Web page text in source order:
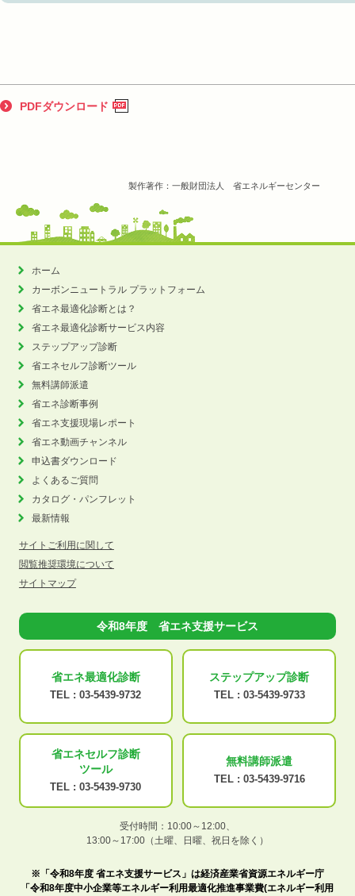
PDFダウンロード
製作著作：一般財団法人 省エネルギーセンター
ホーム
カーボンニュートラル プラットフォーム
省エネ最適化診断とは？
省エネ最適化診断サービス内容
ステップアップ診断
省エネセルフ診断ツール
無料講師派遣
省エネ診断事例
省エネ支援現場レポート
省エネ動画チャンネル
申込書ダウンロード
よくあるご質問
カタログ・パンフレット
最新情報
サイトご利用に関して
閲覧推奨環境について
サイトマップ
令和8年度 省エネ支援サービス
省エネ最適化診断
TEL : 03-5439-9732
ステップアップ診断
TEL : 03-5439-9733
省エネセルフ診断
ツール
TEL : 03-5439-9730
無料講師派遣
TEL : 03-5439-9716
受付時間：10:00～12:00、
13:00～17:00（土曜、日曜、祝日を除く）
※「令和8年度 省エネ支援サービス」は経済産業省資源エネルギー庁
「令和8年度中小企業等エネルギー利用最適化推進事業費(エネルギー利用